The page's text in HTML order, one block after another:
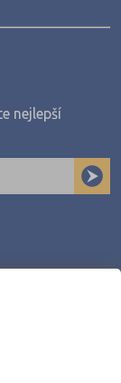
nejlepší